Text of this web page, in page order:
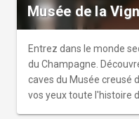
Musée de la
Entrez dans le monde
du Champagne.
caves du Musée creusé
vos yeux toute l'histoire